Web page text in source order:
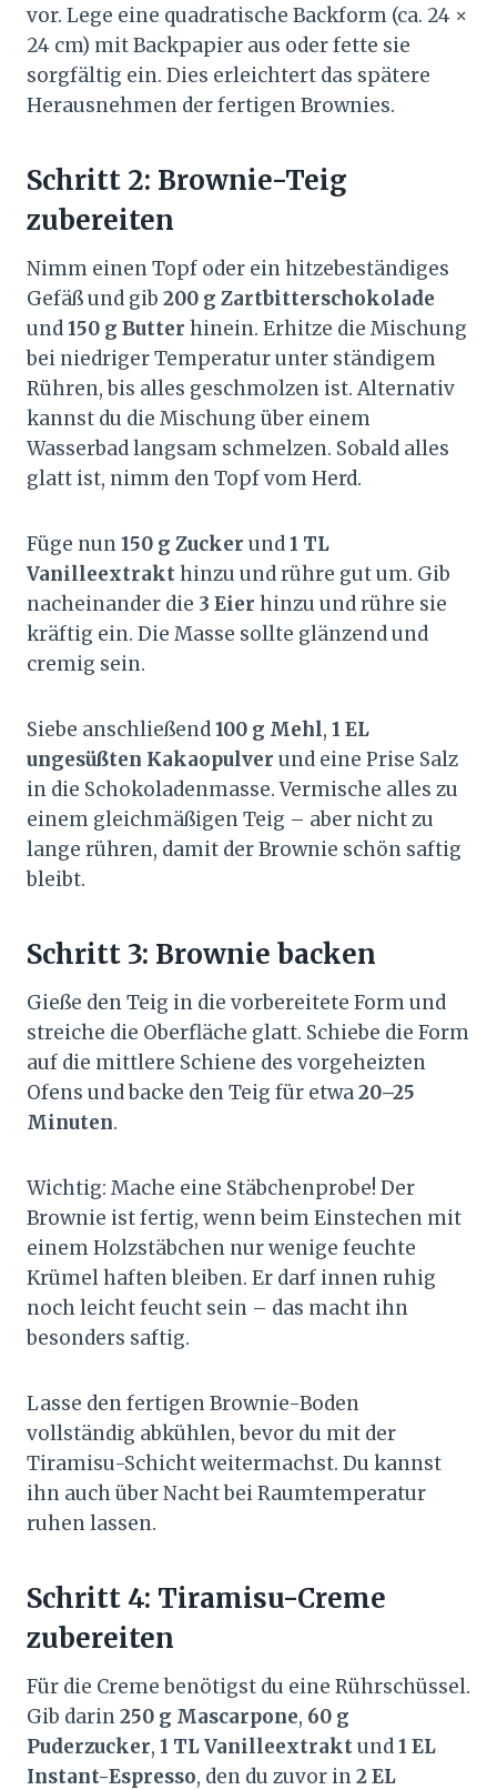
vor. Lege eine quadratische Backform (ca. 24 ×
24 cm) mit Backpapier aus oder fette sie
sorgfältig ein. Dies erleichtert das spätere
Herausnehmen der fertigen Brownies.
Schritt 2: Brownie-Teig
zubereiten
Nimm einen Topf oder ein hitzebeständiges
Gefäß und gib 200 g Zartbitterschokolade
und150 g Butter hinein. Erhitze die Mischung
bei niedriger Temperatur unter ständigem
Rühren, bis alles geschmolzen ist. Alternativ
kannst du die Mischung über einem
Wasserbad langsam schmelzen. Sobald alles
glatt ist, nimm den Topf vom Herd.
Füge nun150 g Zucker und1 TL
Vanilleextrakthinzu und rühre gut um. Gib
nacheinander die 3 Eier hinzu und rühre sie
kräftig ein. Die Masse sollte glänzend und
cremig sein.
Siebe anschließend100 g Mehl, 1 EL
ungesüßten Kakaopulver und eine Prise Salz
in die Schokoladenmasse. Vermische alles zu
einem gleichmäßigen Teig – aber nicht zu
lange rühren, damit der Brownie schön saftig
bleibt.
Schritt 3: Brownie backen
Gieße den Teig in die vorbereitete Form und
streiche die Oberfläche glatt. Schiebe die Form
auf die mittlere Schiene des vorgeheizten
Ofens und backe den Teig für etwa20–25
Minuten.
Wichtig: Mache eine Stäbchenprobe! Der
Brownie ist fertig, wenn beim Einstechen mit
einem Holzstäbchen nur wenige feuchte
Krümel haften bleiben. Er darf innen ruhig
noch leicht feucht sein – das macht ihn
besonders saftig.
Lasse den fertigen Brownie-Boden
vollständig abkühlen, bevor du mit der
Tiramisu-Schicht weitermachst. Du kannst
ihn auch über Nacht bei Raumtemperatur
ruhen lassen.
Schritt 4: Tiramisu-Creme
zubereiten
Für die Creme benötigst du eine Rührschüssel.
Gib darin250 g Mascarpone, 60 g
Puderzucker, 1 TL Vanilleextraktund1 EL
Instant-Espresso, den du zuvor in2 EL